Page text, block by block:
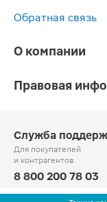
Обратная связь
О компании
Правовая
Служба
Для покупателей
и контрагентов
8 800 200 78 03
Круглосуточно,